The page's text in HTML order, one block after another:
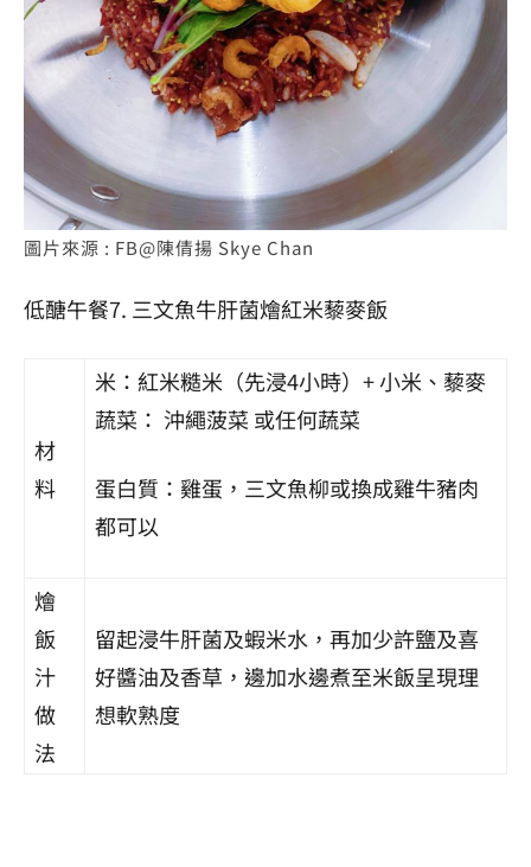
圖片來源 : FB@陳倩揚 Skye Chan
低醣午餐7. 三文魚牛肝菌燴紅米藜麥飯
材
料
米：紅米糙米（先浸4小時）+ 小米、藜麥
蔬菜： 沖繩菠菜 或任何蔬菜
蛋白質：雞蛋，三文魚柳或換成雞牛豬肉
都可以
燴
飯
汁
做
法
留起浸牛肝菌及蝦米水，再加少許鹽及喜
好醬油及香草，邊加水邊煮至米飯呈現理
想軟熟度